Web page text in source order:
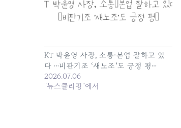
KT 박윤영 사장, 소통·본업 잘하고 있
다 …비판기조 ‘새노조’도 긍정 평…
2026.07.06
"뉴스클리핑"에서